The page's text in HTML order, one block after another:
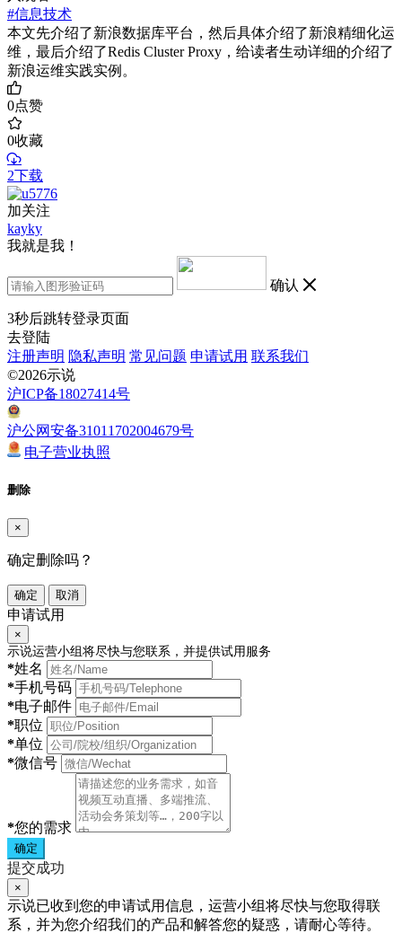
#信息技术
本文先介绍了新浪数据库平台，然后具体介绍了新浪精细化运
维，最后介绍了Redis Cluster Proxy，给读者生动详细的介绍了
新浪运维实践实例。
0点赞
0收藏
2下载
加关注
kayky
我就是我！
确认
3秒后跳转登录页面
去登陆
注册声明 隐私声明 常见问题 申请试用 联系我们
©2026示说
沪ICP备18027414号
沪公网安备31011702004679号
电子营业执照
删除
×
确定删除吗？
确定 取消
申请试用
×
示说运营小组将尽快与您联系，并提供试用服务
*姓名
*手机号码
*电子邮件
*职位
*单位
*微信号
*您的需求
确定
提交成功
×
示说已收到您的申请试用信息，运营小组将尽快与您取得联
系，并为您介绍我们的产品和解答您的疑惑，请耐心等待。